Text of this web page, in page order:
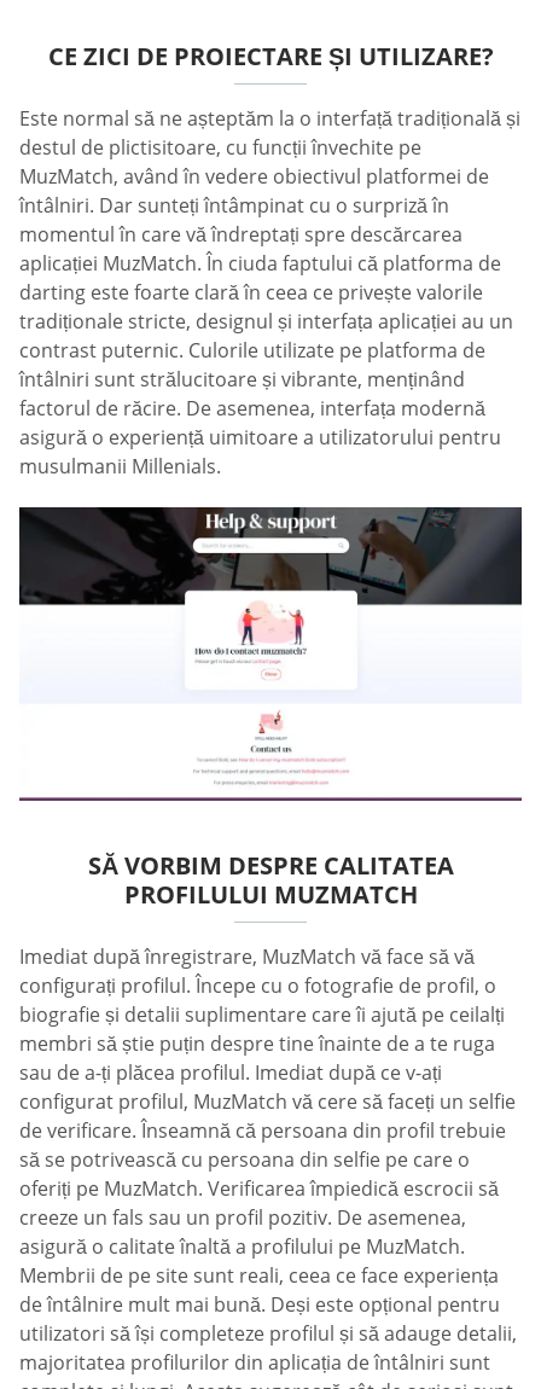
CE ZICI DE PROIECTARE ȘI UTILIZARE?
Este normal să ne așteptăm la o interfață tradițională și
destul de plictisitoare, cu funcții învechite pe
MuzMatch, având în vedere obiectivul platformei de
întâlniri. Dar sunteți întâmpinat cu o surpriză în
momentul în care vă îndreptați spre descărcarea
aplicației MuzMatch. În ciuda faptului că platforma de
darting este foarte clară în ceea ce privește valorile
tradiționale stricte, designul și interfața aplicației au un
contrast puternic. Culorile utilizate pe platforma de
întâlniri sunt strălucitoare și vibrante, menținând
factorul de răcire. De asemenea, interfața modernă
asigură o experiență uimitoare a utilizatorului pentru
musulmanii Millenials.
SĂ VORBIM DESPRE CALITATEA
PROFILULUI MUZMATCH
Imediat după înregistrare, MuzMatch vă face să vă
configurați profilul. Începe cu o fotografie de profil, o
biografie și detalii suplimentare care îi ajută pe ceilalți
membri să știe puțin despre tine înainte de a te ruga
sau de a-ți plăcea profilul. Imediat după ce v-ați
configurat profilul, MuzMatch vă cere să faceți un selfie
de verificare. Înseamnă că persoana din profil trebuie
să se potrivească cu persoana din selfie pe care o
oferiți pe MuzMatch. Verificarea împiedică escrocii să
creeze un fals sau un profil pozitiv. De asemenea,
asigură o calitate înaltă a profilului pe MuzMatch.
Membrii de pe site sunt reali, ceea ce face experiența
de întâlnire mult mai bună. Deși este opțional pentru
utilizatori să își completeze profilul și să adauge detalii,
majoritatea profilurilor din aplicația de întâlniri sunt